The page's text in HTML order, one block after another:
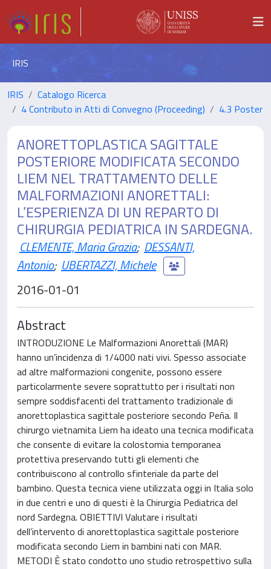
IRIS
IRIS
Catalogo Ricerca
4 Contributo in Atti di Convegno (Proceeding)
4.3 Poster
ANORETTOPLASTICA SAGITTALE
POSTERIORE MODIFICATA SECONDO
LIEM NEL TRATTAMENTO DELLE
MALFORMAZIONI ANORETTALI:
L’ESPERIENZA DI UN REPARTO DI
CHIRURGIA PEDIATRICA IN SARDEGNA.
CLEMENTE, Maria Grazia; DESSANTI,
Antonio; UBERTAZZI, Michele
2016-01-01
Abstract
INTRODUZIONE Le Malformazioni Anorettali (MAR)
hanno un’incidenza di 1/4000 nati vivi. Spesso associate
ad altre malformazioni congenite, possono essere
particolarmente severe soprattutto per i risultati non
sempre soddisfacenti del trattamento tradizionale di
anorettoplastica sagittale posteriore secondo Peña. Il
chirurgo vietnamita Liem ha ideato una tecnica modificata
che consente di evitare la colostomia temporanea
protettiva preservando tutti gli elementi che
contribuiscono al controllo sfinteriale da parte del
bambino. Questa tecnica viene utilizzata oggi in Italia solo
in due centri e uno di questi è la Chirurgia Pediatrica del
nord Sardegna. OBIETTIVI Valutare i risultati
dell’intervento di anorettoplastica sagittale posteriore
modificata secondo Liem in bambini nati con MAR.
METODI È stato condotto uno studio retrospettivo sulla